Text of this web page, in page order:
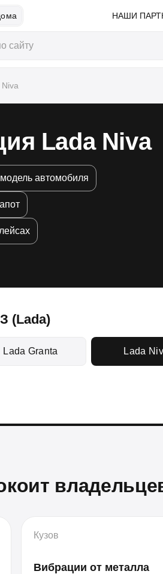
НАШИ
Lada Niva
автомобиля
(Lada)
Lada Granta Lada
Кузов
Вибрации от металла